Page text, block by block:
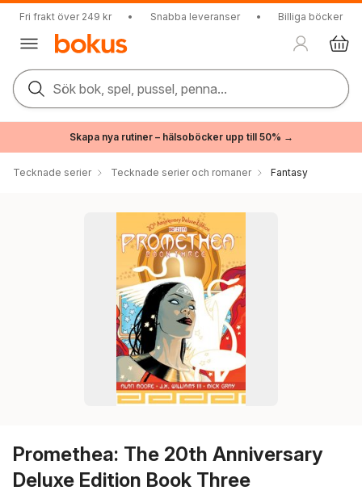
Fri frakt över 249 kr • Snabba leveranser • Billiga böcker
Sök bok, spel, pussel, penna...
Skapa nya rutiner – hälsoböcker upp till 50% →
Tecknade serier Tecknade serier och romaner Fantasy
Promethea: The 20th Anniversary
Deluxe Edition Book Three